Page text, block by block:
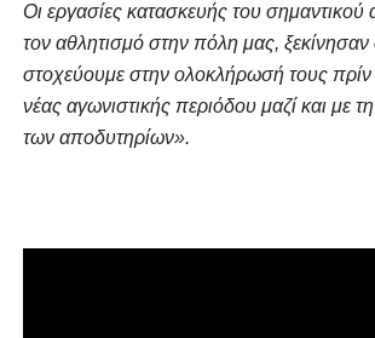
Οι εργασίες κατασκευής του σημαντικού
τον αθλητισμό στην πόλη μας, ξεκίνησαν
στοχεύουμε στην ολοκλήρωσή τους πρίν
νέας αγωνιστικής περιόδου μαζί και με
των αποδυτηρίων».